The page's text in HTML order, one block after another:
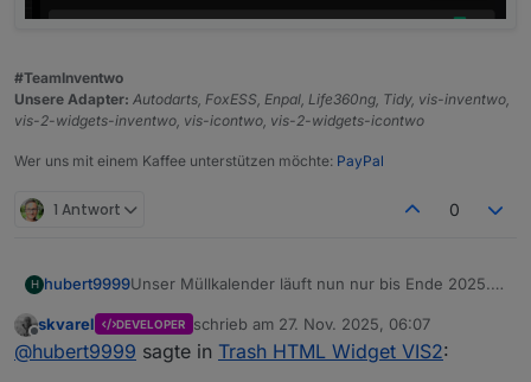
#TeamInventwo
Unsere Adapter: Autodarts, FoxESS, Enpal, Life360ng, Tidy, vis-inventwo,
vis-2-widgets-inventwo, vis-icontwo, vis-2-widgets-icontwo
Wer uns mit einem Kaffee unterstützen möchte: PayPal
1 Antwort 0
H hubert9999Unser Müllkalender läuft nun nur bis Ende 2025.
Nun steigt das Script wieder aus, weil es für jeden
Mülltyp immer ein datum erwartet.
Offline
skvarel DEVELOPER schrieb am 27. Nov. 2025, 06:07
zuletzt editiert von
@hubert9999 sagte in Trash HTML Widget VIS2: